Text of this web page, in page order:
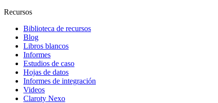
Recursos
Biblioteca de recursos
Blog
Libros blancos
Informes
Estudios de caso
Hojas de datos
Informes de integración
Videos
Claroty Nexo